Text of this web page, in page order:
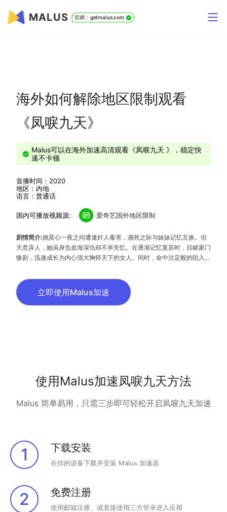
MALUS 官網：getmalus.com
海外如何解除地区限制观看
《凤唳九天》
Malus可以在海外加速高清观看《凤唳九天 》，稳定快
速不卡顿
首播时间：2020
地区：内地
语言：普通话
国内可播放视频源: 爱奇艺国外地区限制
剧情简介:姚莫心一夜之间遭逢奸人毒害，濒死之际与妹妹记忆互换。但
天意弄人，她虽身负血海深仇却不幸失忆。在逐渐记忆复苏时，目睹家门
惨剧，迅速成长为内心强大胸怀天下的女人。同时，命中注定般的陷入了
笑怒骂，到惺惺相惜，不离不弃。两人携手在步步惊心的朝野内外，合力
铲除挡在面前的丑恶势力，最终得报血仇，惊艳万里江山。
立即使用Malus加速
使用Malus加速凤唳九天方法
Malus 简单易用，只需三步即可轻松开启凤唳九天加速
1 下载安装
在你的设备下载并安装 Malus 加速器
2 免费注册
使用邮箱注册、或直接使用三方登录进入应用